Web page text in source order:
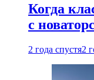
Когда
с
2 года спустя2